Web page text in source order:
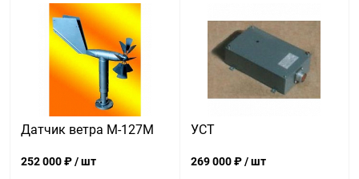
Датчик ветра М-127М
252 000 ₽/ шт
УСТ
269 000 ₽/ шт